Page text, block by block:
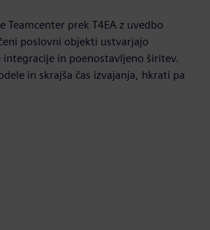
prek T4EA z uvedbo
poslovni objekti ustvarjajo
in poenostavljeno širitev.
in skrajša čas izvajanja, hkrati pa